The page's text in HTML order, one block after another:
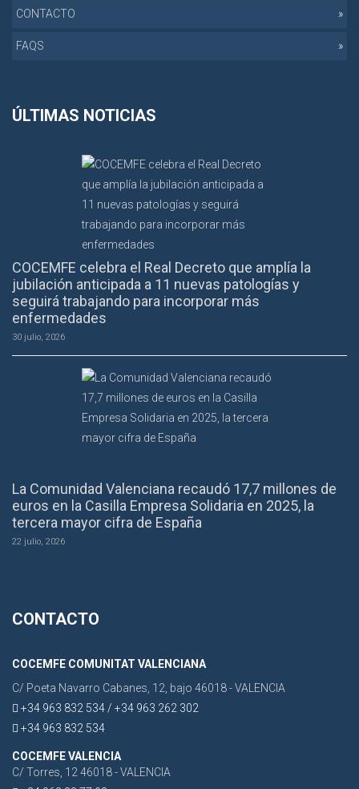
CONTACTO
FAQS
ÚLTIMAS NOTICIAS
COCEMFE celebra el Real Decreto que amplía la
jubilación anticipada a 11 nuevas patologías y
seguirá trabajando para incorporar más
enfermedades
30 julio, 2026
La Comunidad Valenciana recaudó 17,7 millones de
euros en la Casilla Empresa Solidaria en 2025, la
tercera mayor cifra de España
22 julio, 2026
CONTACTO
COCEMFE COMUNITAT VALENCIANA
C/ Poeta Navarro Cabanes, 12, bajo 46018 - VALENCIA
+34 963 832 534 / +34 963 262 302
+34 963 832 534
COCEMFE VALENCIA
C/ Torres, 12 46018 - VALENCIA